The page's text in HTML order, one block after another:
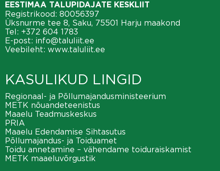
EESTIMAA TALUPIDAJATE KESKLIIT
Registrikood: 80056397
Üksnurme tee 8, Saku, 75501 Harju maakond
Tel: +372 604 1783
E-post: info@taluliit.ee
Veebileht: www.taluliit.ee
KASULIKUD LINGID
Regionaal- ja Põllumajandusministeerium
METK nõuandeteenistus
Maaelu Teadmuskeskus
PRIA
Maaelu Edendamise Sihtasutus
Põllumajandus- ja Toiduamet
Toidu annetamine – vähendame toiduraiskamist
METK maaeluvõrgustik